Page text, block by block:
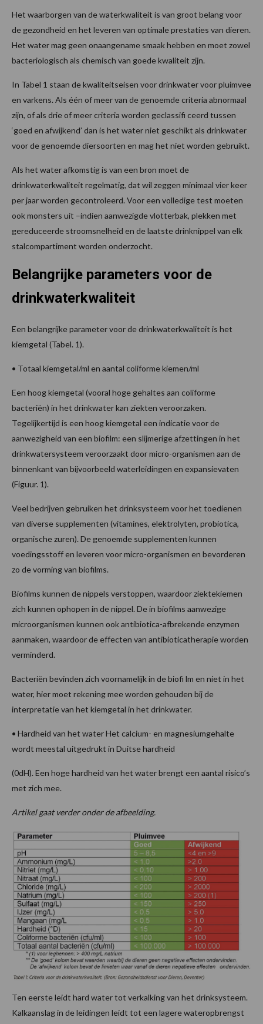
Het waarborgen van de waterkwaliteit is van groot belang voor
de gezondheid en het leveren van optimale prestaties van dieren.
Het water mag geen onaangename smaak hebben en moet zowel
bacteriologisch als chemisch van goede kwaliteit zijn.
In Tabel 1 staan de kwaliteitseisen voor drinkwater voor pluimvee
en varkens. Als één of meer van de genoemde criteria abnormaal
zijn, of als drie of meer criteria worden geclassifi ceerd tussen
‘goed en afwijkend’ dan is het water niet geschikt als drinkwater
voor de genoemde diersoorten en mag het niet worden gebruikt.
Als het water afkomstig is van een bron moet de
drinkwaterkwaliteit regelmatig, dat wil zeggen minimaal vier keer
per jaar worden gecontroleerd. Voor een volledige test moeten
ook monsters uit –indien aanwezigde vlotterbak, plekken met
gereduceerde stroomsnelheid en de laatste drinknippel van elk
stalcompartiment worden onderzocht.
Belangrijke parameters voor de
drinkwaterkwaliteit
Een belangrijke parameter voor de drinkwaterkwaliteit is het
kiemgetal (Tabel. 1).
• Totaal kiemgetal/ml en aantal coliforme kiemen/ml
Een hoog kiemgetal (vooral hoge gehaltes aan coliforme
bacteriën) in het drinkwater kan ziekten veroorzaken.
Tegelijkertijd is een hoog kiemgetal een indicatie voor de
aanwezigheid van een biofilm: een slijmerige afzettingen in het
drinkwatersysteem veroorzaakt door micro-organismen aan de
binnenkant van bijvoorbeeld waterleidingen en expansievaten
(Figuur. 1).
Veel bedrijven gebruiken het drinksysteem voor het toedienen
van diverse supplementen (vitamines, elektrolyten, probiotica,
organische zuren). De genoemde supplementen kunnen
voedingsstoff en leveren voor micro-organismen en bevorderen
zo de vorming van biofilms.
Biofilms kunnen de nippels verstoppen, waardoor ziektekiemen
zich kunnen ophopen in de nippel. De in biofilms aanwezige
microorganismen kunnen ook antibiotica-afbrekende enzymen
aanmaken, waardoor de effecten van antibioticatherapie worden
verminderd.
Bacteriën bevinden zich voornamelijk in de biofi lm en niet in het
water, hier moet rekening mee worden gehouden bij de
interpretatie van het kiemgetal in het drinkwater.
• Hardheid van het water Het calcium- en magnesiumgehalte
wordt meestal uitgedrukt in Duitse hardheid
(0dH). Een hoge hardheid van het water brengt een aantal risico’s
met zich mee.
Artikel gaat verder onder de afbeelding.
Ten eerste leidt hard water tot verkalking van het drinksysteem.
Kalkaanslag in de leidingen leidt tot een lagere wateropbrengst